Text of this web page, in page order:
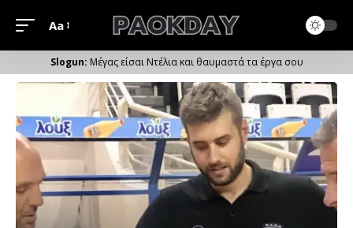
Μέγεθος
Γραμματοσειράς
Aa
Μέγας είσαι Ντέλια και θαυμαστά τα έργα σου